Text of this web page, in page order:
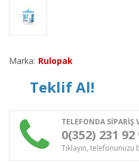
Marka: Rulopak
Teklif Al!
TELEFONDA SİPARİŞ
0(352) 231 92
Tıklayın, telefonunuzu